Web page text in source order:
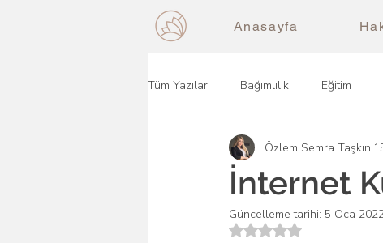
Anasayfa
Tüm Yazılar Bağımlılık Eğitim
İnternet
Özlem Semra Taşkın
Güncelleme tarihi: 5 Oca
5 üzerinden NaN yıldız